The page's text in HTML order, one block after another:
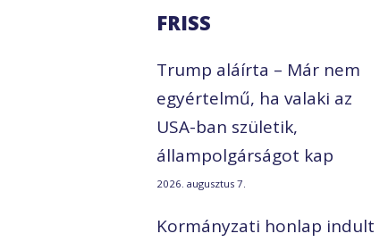
FRISS
Trump aláírta – Már nem
egyértelmű, ha valaki az
USA-ban születik,
állampolgárságot kap
2026. augusztus 7.
Kormányzati honlap indult